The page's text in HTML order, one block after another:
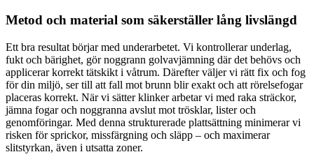
Metod och material som säkerställer lång livslängd
Ett bra resultat börjar med underarbetet. Vi kontrollerar underlag,
fukt och bärighet, gör noggrann golvavjämning där det behövs och
applicerar korrekt tätskikt i våtrum. Därefter väljer vi rätt fix och fog
för din miljö, ser till att fall mot brunn blir exakt och att rörelsefogar
placeras korrekt. När vi sätter klinker arbetar vi med raka sträckor,
jämna fogar och noggranna avslut mot trösklar, lister och
genomföringar. Med denna strukturerade plattsättning minimerar vi
risken för sprickor, missfärgning och släpp – och maximerar
slitstyrkan, även i utsatta zoner.